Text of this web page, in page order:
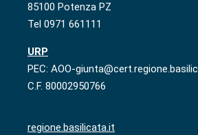
85100 Potenza PZ
Tel 0971 661111
URP
PEC: AOO-
C.F. 80002950766
regione.basilicata.it